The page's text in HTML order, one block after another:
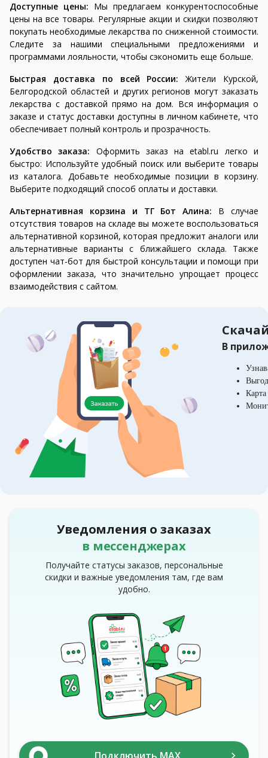
Доступные цены: Мы предлагаем конкурентоспособные
цены на все товары. Регулярные акции и скидки позволяют
покупать необходимые лекарства по сниженной стоимости.
Следите за нашими специальными предложениями и
программами лояльности, чтобы сэкономить еще больше.
Быстрая доставка по всей России:Жители Курской,
Белгородской областей и других регионов могут заказать
лекарства с доставкой прямо на дом. Вся информация о
заказе и статус доставки доступны в личном кабинете, что
обеспечивает полный контроль и прозрачность.
Удобство заказа: Оформить заказ на etabl.ru легко и
быстро: Используйте удобный поиск или выберите товары
из каталога. Добавьте необходимые позиции в корзину.
Выберите подходящий способ оплаты и доставки.
Альтернативная корзина и ТГ Бот Алина: В случае
отсутствия товаров на складе вы можете воспользоваться
альтернативной корзиной, которая предложит аналоги или
альтернативные варианты с ближайшего склада. Также
доступен чат-бот для быстрой консультации и помощи при
оформлении заказа, что значительно упрощает процесс
взаимодействия с сайтом.
В
Уведомления о заказах
в мессенджерах
Получайте статусы заказов, персональные
скидки и важные уведомления там, где вам
удобно.